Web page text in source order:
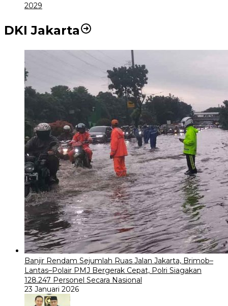
2029
DKI Jakarta
Banjir Rendam Sejumlah Ruas Jalan Jakarta, Brimob–
Lantas–Polair PMJ Bergerak Cepat, Polri Siagakan
128.247 Personel Secara Nasional
23 Januari 2026